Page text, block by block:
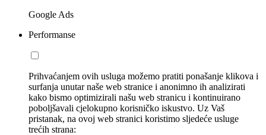
Google Ads
Performanse
Prihvaćanjem ovih usluga možemo pratiti ponašanje klikova i
surfanja unutar naše web stranice i anonimno ih analizirati
kako bismo optimizirali našu web stranicu i kontinuirano
poboljšavali cjelokupno korisničko iskustvo. Uz Vaš
pristanak, na ovoj web stranici koristimo sljedeće usluge
trećih strana: